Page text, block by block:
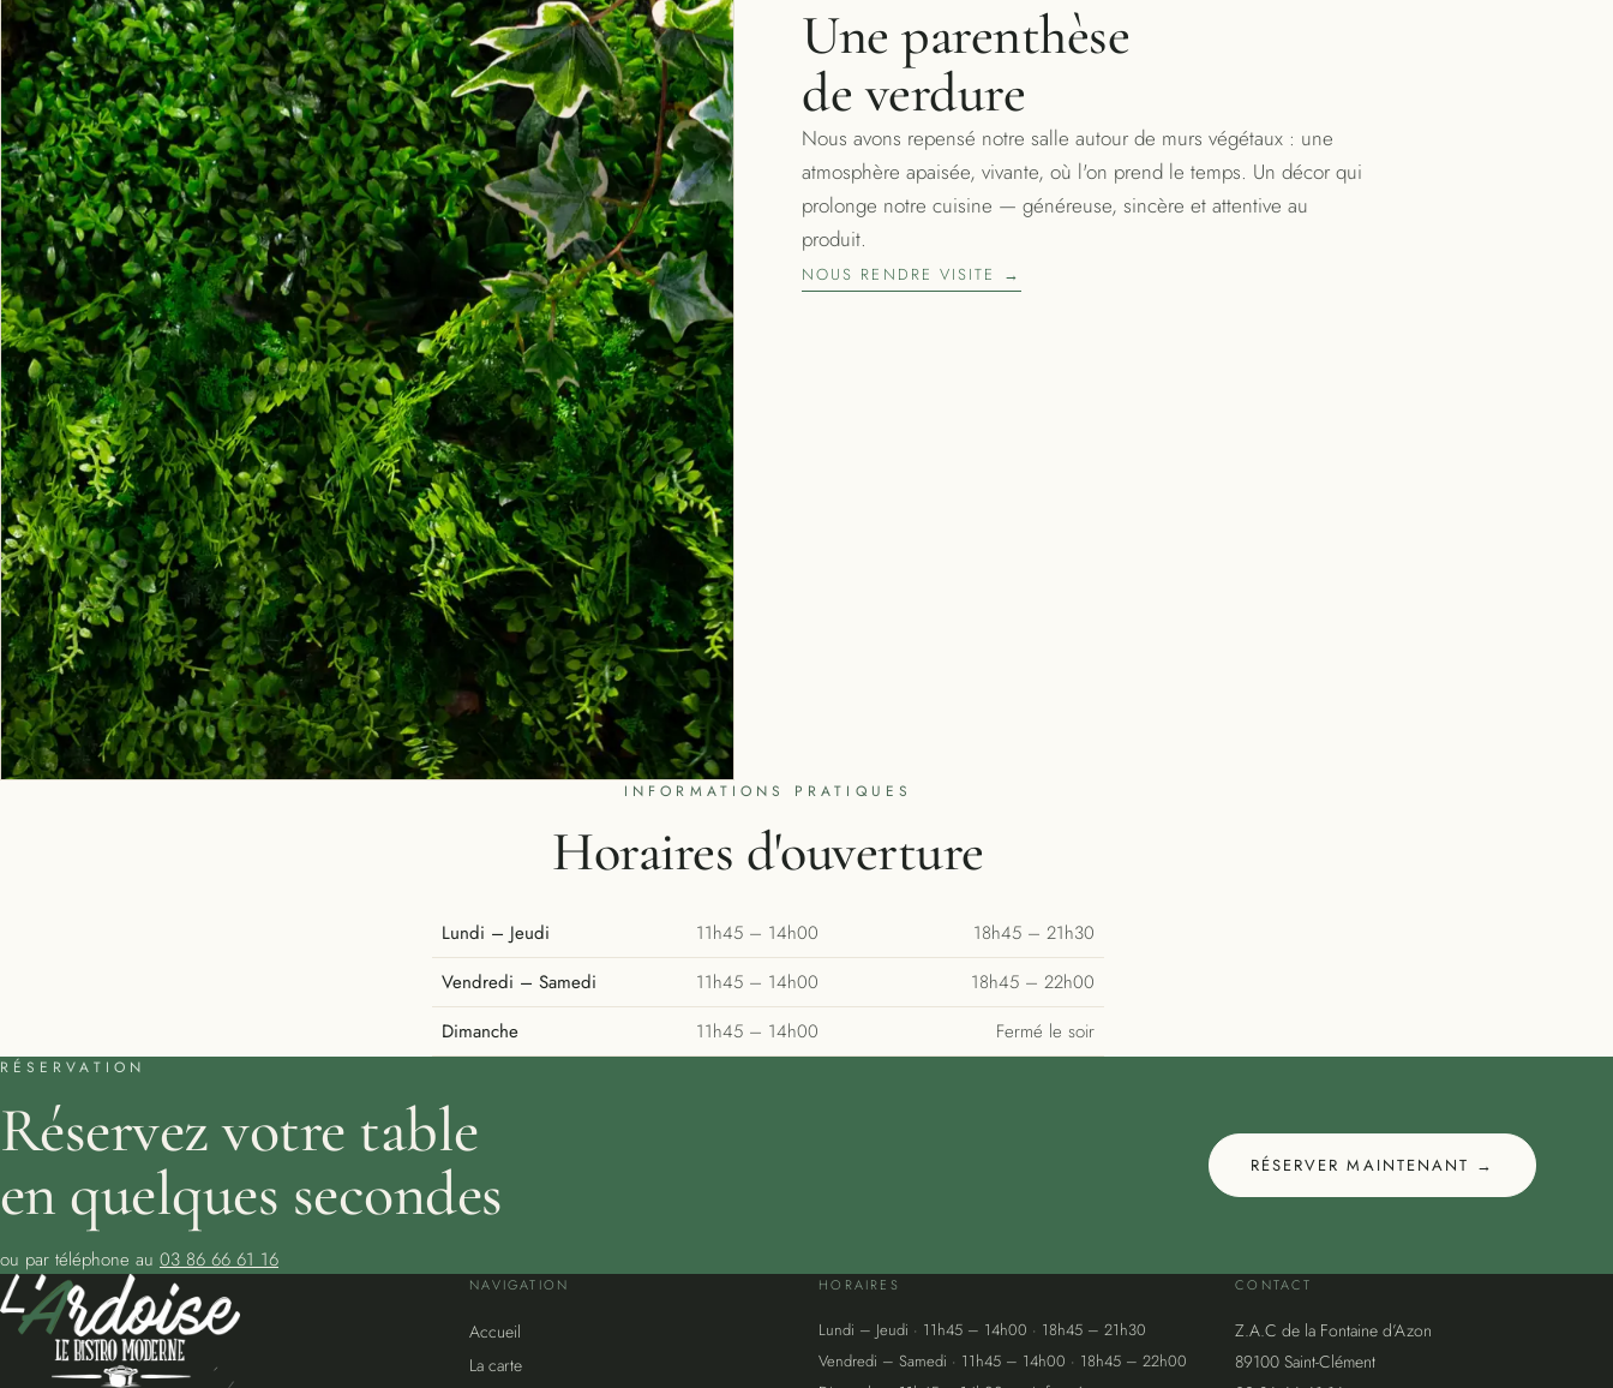
Une parenthèse
de verdure
Nous avons repensé notre salle autour de murs végétaux : une
atmosphère apaisée, vivante, où l'on prend le temps. Un décor qui
prolonge notre cuisine — généreuse, sincère et attentive au
produit.
NOUS RENDRE VISITE →
INFORMATIONS PRATIQUES
Horaires d'ouverture
Jours Midi Soir
Lundi – Jeudi 11h45 – 14h00
18h45 – 21h30
Vendredi – Samedi
11h45 – 14h00
18h45 – 22h00
Dimanche
11h45 – 14h00 Fermé le soir
RÉSERVATION
Réservez votre table
en quelques secondes
ou par téléphone au 03 86 66 61 16
RÉSERVER MAINTENANT →
NAVIGATION
Accueil
La carte
HORAIRES
Lundi – Jeudi · 11h45 – 14h00 · 18h45 – 21h30
Vendredi – Samedi · 11h45 – 14h00 · 18h45 – 22h00
CONTACT
Z.A.C de la Fontaine d’Azon
89100 Saint-Clément